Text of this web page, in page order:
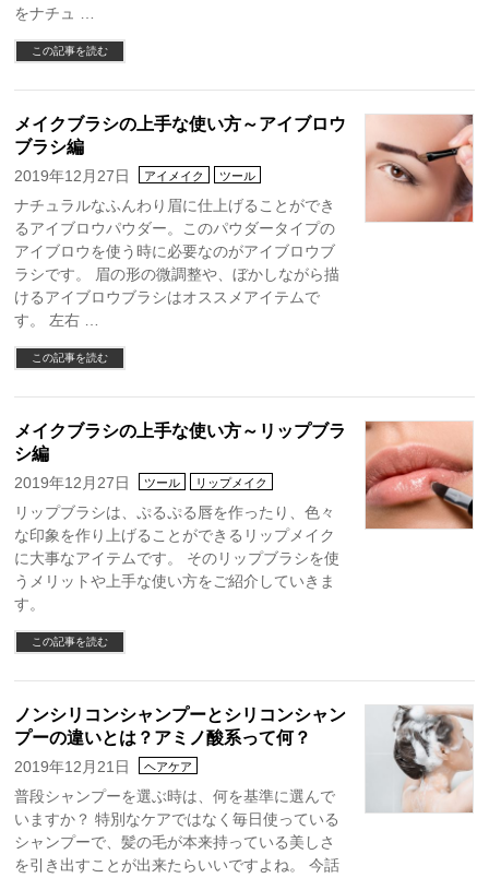
をナチュ …
この記事を読む
メイクブラシの上手な使い方～アイブロウ
ブラシ編
2019年12月27日 アイメイク ツール
ナチュラルなふんわり眉に仕上げることができ
るアイブロウパウダー。このパウダータイプの
アイブロウを使う時に必要なのがアイブロウブ
ラシです。 眉の形の微調整や、ぼかしながら描
けるアイブロウブラシはオススメアイテムで
す。 左右 …
この記事を読む
メイクブラシの上手な使い方～リップブラ
シ編
2019年12月27日 ツール リップメイク
リップブラシは、ぷるぷる唇を作ったり、色々
な印象を作り上げることができるリップメイク
に大事なアイテムです。 そのリップブラシを使
うメリットや上手な使い方をご紹介していきま
す。
この記事を読む
ノンシリコンシャンプーとシリコンシャン
プーの違いとは？アミノ酸系って何？
2019年12月21日 ヘアケア
普段シャンプーを選ぶ時は、何を基準に選んで
いますか？ 特別なケアではなく毎日使っている
シャンプーで、髪の毛が本来持っている美しさ
を引き出すことが出来たらいいですよね。 今話